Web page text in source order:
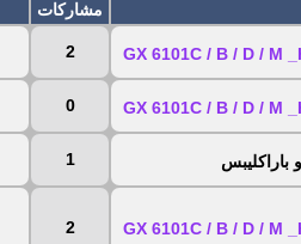
مشاركات
2
0
1
2